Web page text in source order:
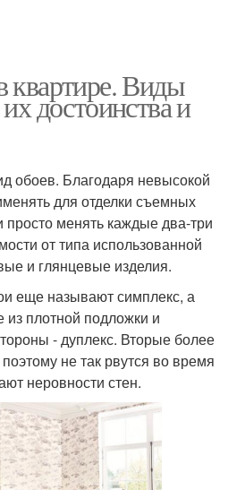
квартире. Виды
достоинства и
обоев. Благодаря невысокой
для отделки съемных
менять каждые два-три
от типа использованной
и глянцевые изделия.
еще называют симплекс, а
плотной подложки и
- дуплекс. Вторые более
не так рвутся во время
неровности стен.